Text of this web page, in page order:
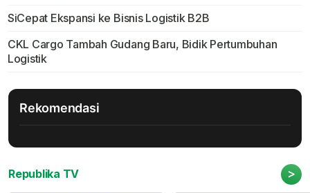
SiCepat Ekspansi ke Bisnis Logistik B2B
CKL Cargo Tambah Gudang Baru, Bidik Pertumbuhan
Logistik
Rekomendasi
Republika TV >